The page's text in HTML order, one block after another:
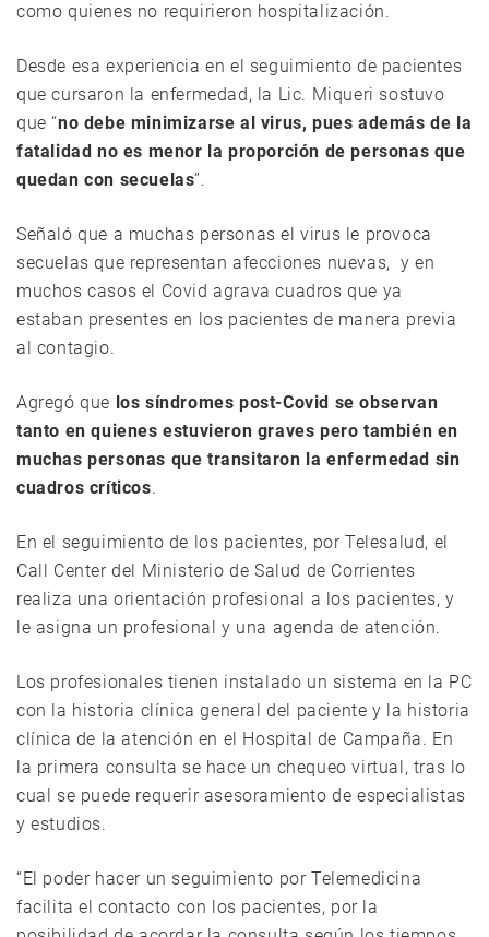
como quienes no requirieron hospitalización.
Desde esa experiencia en el seguimiento de pacientes
que cursaron la enfermedad, la Lic. Miqueri sostuvo
que “no debe minimizarse al virus, pues además de la
fatalidad no es menor la proporción de personas que
quedan con secuelas”.
Señaló que a muchas personas el virus le provoca
secuelas que representan afecciones nuevas, y en
muchos casos el Covid agrava cuadros que ya
estaban presentes en los pacientes de manera previa
al contagio.
Agregó que los síndromes post-Covid se observan
tanto en quienes estuvieron graves pero también en
muchas personas que transitaron la enfermedad sin
cuadros críticos.
En el seguimiento de los pacientes, por Telesalud, el
Call Center del Ministerio de Salud de Corrientes
realiza una orientación profesional a los pacientes, y
le asigna un profesional y una agenda de atención.
Los profesionales tienen instalado un sistema en la PC
con la historia clínica general del paciente y la historia
clínica de la atención en el Hospital de Campaña. En
la primera consulta se hace un chequeo virtual, tras lo
cual se puede requerir asesoramiento de especialistas
y estudios.
“El poder hacer un seguimiento por Telemedicina
facilita el contacto con los pacientes, por la